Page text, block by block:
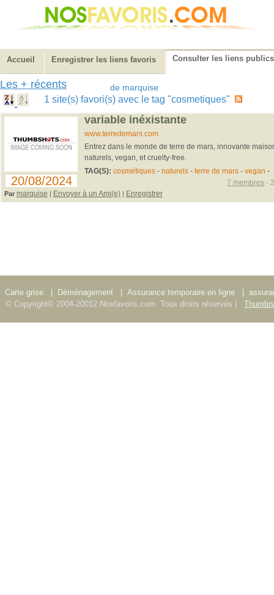
Accueil Enregistrer les liens favoris Consulter les liens publics
Les + récents de marquise
1 site(s) favori(s) avec le tag "cosmetiques"
20/08/2024
variable inéxistante
www.terredemars.com
Entrez dans le monde de terre de mars, innovante
naturels, vegan, et cruelty-free.
TAG(S): cosmétiques- naturels- terre de mars- vegan -
Par marquise | Envoyer à un Ami(e) | Enregistrer
7 membres -
Carte grise Déménagement Assurance temporaire en ligne
© Copyright© 2004-20012 Nosfavoris.com. Tous droits réservés |